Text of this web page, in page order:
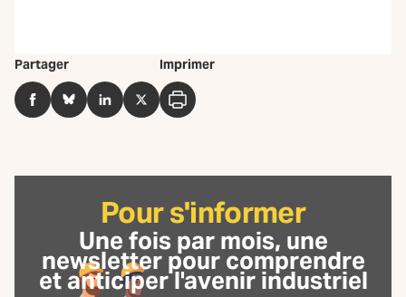
Partager
FacebookBlueSkyLinkedInTwitter
Imprimer
Imprimer
Pour s'informer
Une fois par mois, une
newsletterpour comprendre
et anticiper l'avenir industriel